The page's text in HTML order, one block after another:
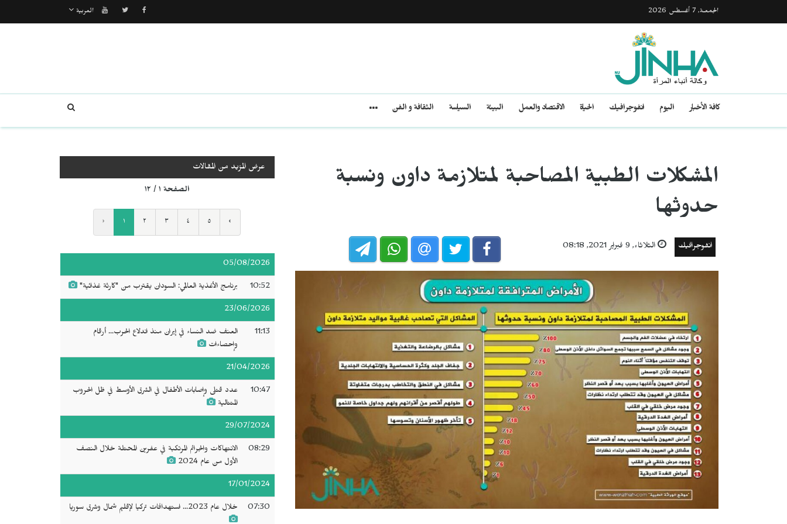
الجمعـة, 7 أغسطس 2026 العربية
كافة الأخبار اليوم انفوجرافيك الحياة الاقتصاد والعمل البيئة السياسة الثقافة و الفن
المشكلات الطبية المصاحبة لمتلازمة داون ونسبة
حدوثها
انفوجرافيك الثلاثاء, 9 فبراير 2021, 08:18
عرض المزيد من المقالات
الصفحة ١ / ١٢
‹ ١ ٢ ٣ ٤ ٥ ›
05/08/2026
10:52 برنامج الأغذية العالمي: السودان يقترب من "كارثة غذائية"
23/06/2026
11:13
العنف ضد النساء في إيران منذ اندلاع الحرب... أرقام
وإحصاءات
21/04/2026
10:47
عدد قتلى وإصابات الأطفال في الشرق الأوسط في ظل الحروب
المتتالية
29/07/2024
08:29
الانتهاكات والجرائم المرتكبة في عفرين المحتلة خلال النصف
الأول من عام 2024
17/01/2024
07:30 خلال عام 2023... استهدافات تركيا لإقليم شمال وشرق سوريا